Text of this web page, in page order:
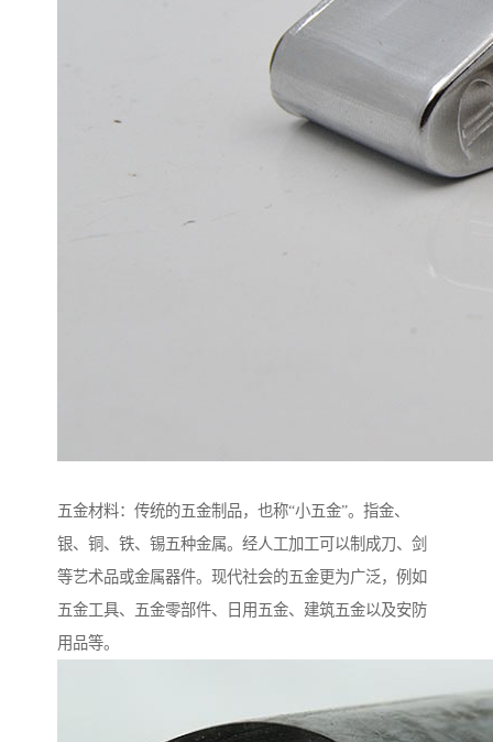
五金材料：传统的五金制品，也称“小五金”。指金、
银、铜、铁、锡五种金属。经人工加工可以制成刀、剑
等艺术品或金属器件。现代社会的五金更为广泛，例如
五金工具、五金零部件、日用五金、建筑五金以及安防
用品等。